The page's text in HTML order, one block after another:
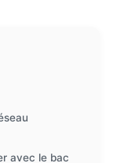
avec le bac